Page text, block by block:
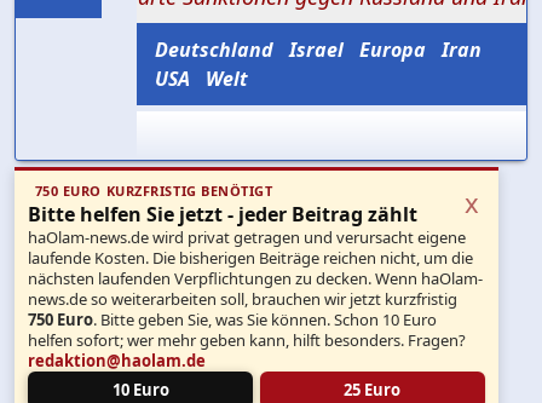
Deutschland Israel Europa Iran
USA
Welt
750 EURO KURZFRISTIG BENÖTIGT
Bitte helfen Sie jetzt - jeder Beitrag zählt
haOlam-news.de wird privat getragen und verursacht eigene
laufende Kosten. Die bisherigen Beiträge reichen nicht, um die
nächsten laufenden Verpflichtungen zu decken. Wenn haOlam-
news.de so weiterarbeiten soll, brauchen wir jetzt kurzfristig
750 Euro. Bitte geben Sie, was Sie können. Schon 10 Euro
helfen sofort; wer mehr geben kann, hilft besonders. Fragen?
redaktion@haolam.de
10 Euro
25 Euro
x